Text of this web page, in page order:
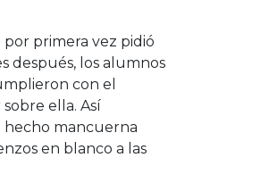
por primera vez pidió
después, los alumnos
con el
ella. Así
hecho mancuerna
en blanco a las